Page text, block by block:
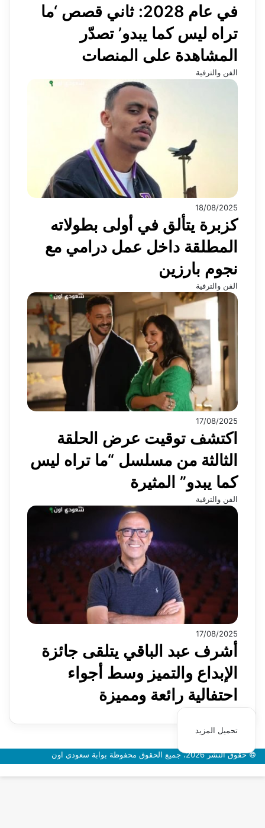
في عام 2028: ثاني قصص ‘ما
تراه ليس كما يبدو’ تصدّر
المشاهدة على المنصات
الفن والترفية
18/08/2025
كزبرة يتألق في أولى بطولاته
المطلقة داخل عمل درامي مع
نجوم بارزين
الفن والترفية
17/08/2025
اكتشف توقيت عرض الحلقة
الثالثة من مسلسل “ما تراه ليس
كما يبدو” المثيرة
الفن والترفية
17/08/2025
أشرف عبد الباقي يتلقى جائزة
الإبداع والتميز وسط أجواء
احتفالية رائعة ومميزة
تحميل المزيد
© حقوق النشر 2026، جميع الحقوق محفوظة بوابة سعودي اون